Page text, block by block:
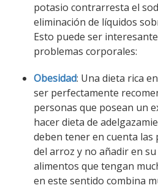
potasio contrarresta el
eliminación de líquidos
Esto puede ser
problemas corporales:
Obesidad: Una dieta rica
ser perfectamente
personas que posean un
hacer dieta de
deben tener en cuenta las
del arroz y no añadir en
alimentos que tengan
en este sentido combina